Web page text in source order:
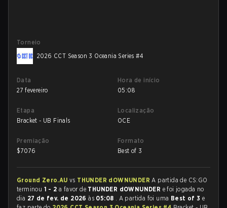
Torneio
2026 CCT Season 3 Oceania Series #4
Data
27 fevereiro
Hora de início
05:08
Etapa
Bracket - UB Finals
Localização
OCE
Premiação
$7076
Formato
Best of 3
Ground Zero.AU vs THUNDER dOWNUNDERA partida de CS:GO
terminou 1 - 2 a favor de THUNDER dOWNUNDER e foi jogada no
dia 27 de fev. de 2026às 05:08 . A partida foi uma Best of 3 e